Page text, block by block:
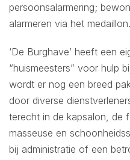
persoonsalarmering;
alarmeren via het medaillon.
‘De Burghave’ heeft een
“huismeesters” voor hulp
wordt er nog een breed
door diverse
terecht in de kapsalon, de
masseuse en
bij administratie of een